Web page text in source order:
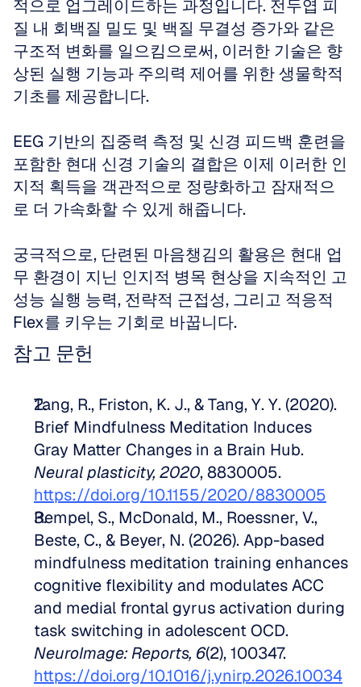
적으로 업그레이드하는 과정입니다. 전두엽 피
질 내 회백질 밀도 및 백질 무결성 증가와 같은
구조적 변화를 일으킴으로써, 이러한 기술은 향
상된 실행 기능과 주의력 제어를 위한 생물학적
기초를 제공합니다.
EEG 기반의 집중력 측정 및 신경 피드백 훈련을
포함한 현대 신경 기술의 결합은 이제 이러한 인
지적 획득을 객관적으로 정량화하고 잠재적으
로 더 가속화할 수 있게 해줍니다.
궁극적으로, 단련된 마음챙김의 활용은 현대 업
무 환경이 지닌 인지적 병목 현상을 지속적인 고
성능 실행 능력, 전략적 근접성, 그리고 적응적
Flex를 키우는 기회로 바꿉니다.
참고 문헌
Tang, R., Friston, K. J., & Tang, Y. Y. (2020).
Brief Mindfulness Meditation Induces
Neural plasticity, 2020
https://doi.org/10.1155/2020/8830005
Rempel, S., McDonald, M., Roessner, V.,
Beste, C., & Beyer, N. (2026). App-based
mindfulness meditation training enhances
cognitive flexibility and modulates ACC
and medial frontal gyrus activation during
NeuroImage: Reports, 6
https://doi.org/10.1016/j.ynirp.2026.10034